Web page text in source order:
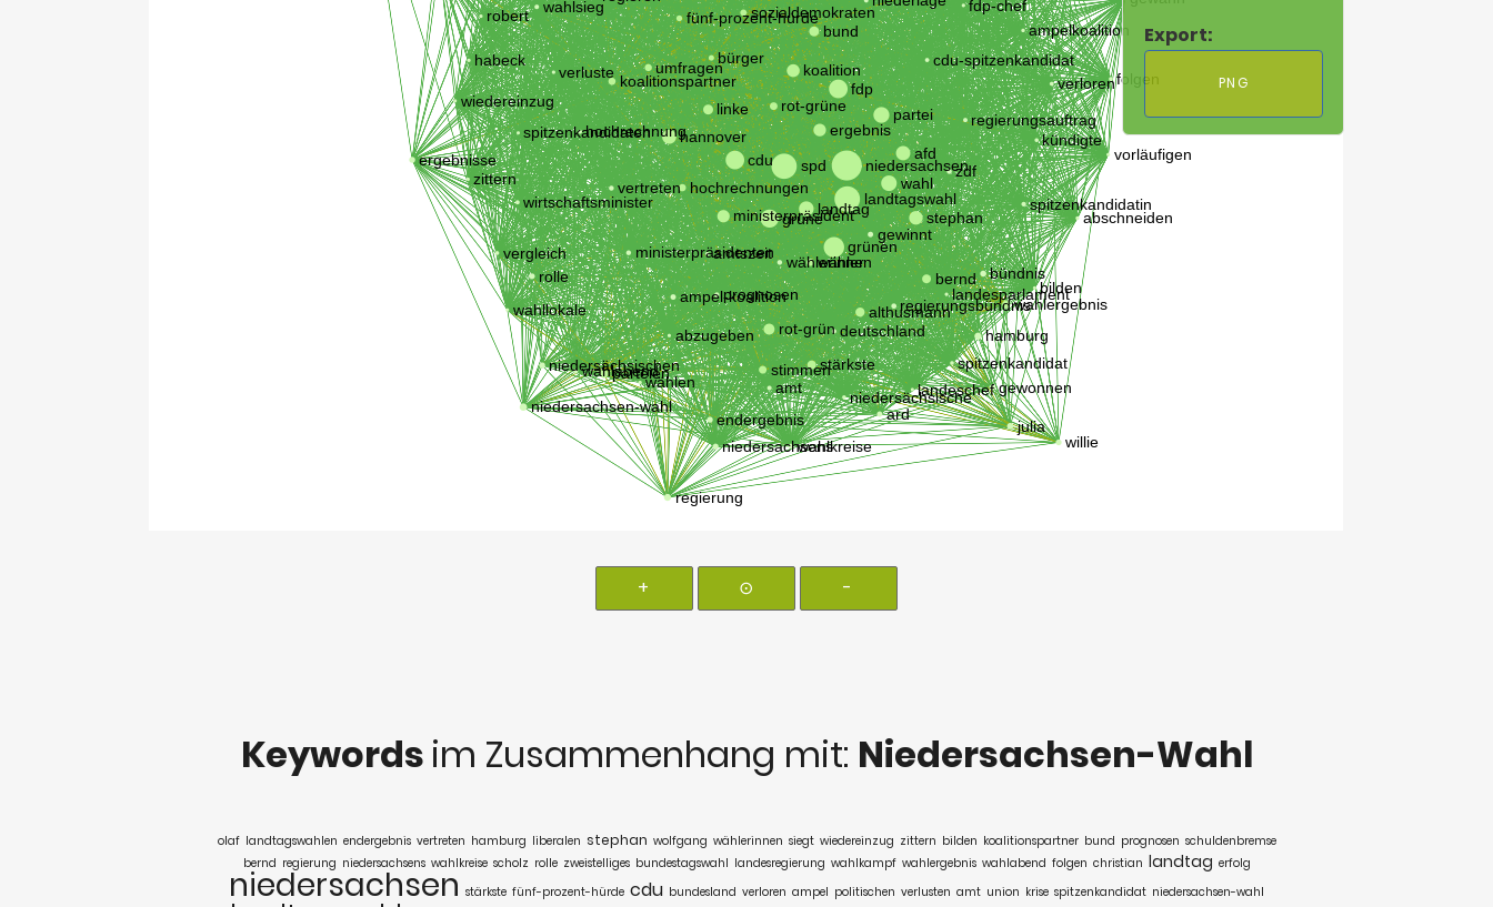
+ ⊙ -
Export:
PNG
Keywords im Zusammenhang mit: Niedersachsen-Wahl
olaf landtagswahlen endergebnis vertreten hamburg liberalen stephan wolfgang wählerinnen siegt wiedereinzug zittern bilden koalitionspartner bund prognosen schuldenbremse
bernd regierung niedersachsens wahlkreise scholz rolle zweistelliges bundestagswahl landesregierung wahlkampf wahlergebnis wahlabend folgen christian landtag erfolg
niedersachsen stärkste fünf-prozent-hürde cdu bundesland verloren ampel politischen verlusten amt union krise spitzenkandidat niedersachsen-wahl